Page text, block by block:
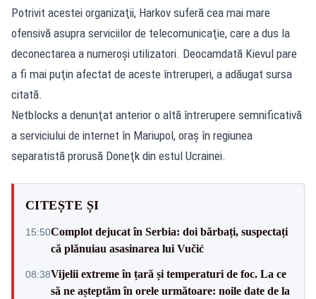
Potrivit acestei organizaţii, Harkov suferă cea mai mare
ofensivă asupra serviciilor de telecomunicaţie, care a dus la
deconectarea a numeroşi utilizatori. Deocamdată Kievul pare
a fi mai puţin afectat de aceste întreruperi, a adăugat sursa
citată.
Netblocks a denunţat anterior o altă întrerupere semnificativă
a serviciului de internet în Mariupol, oraş în regiunea
separatistă prorusă Doneţk din estul Ucrainei.
CITEȘTE ȘI
15:50Complot dejucat în Serbia: doi bărbați, suspectați
că plănuiau asasinarea lui Vučić
08:38Vijelii extreme în țară și temperaturi de foc. La ce
să ne așteptăm în orele următoare: noile date de la